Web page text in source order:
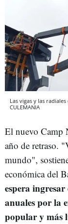
Las vigas y las
CULEMANIA
El nuevo Camp
año de retraso.
mundo",
económica del
espera
anuales por la
popular y más